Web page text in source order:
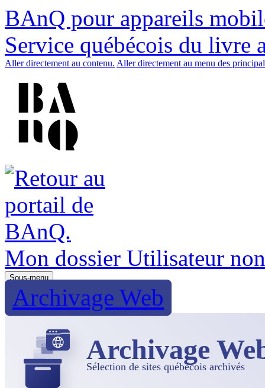
BAnQ pour appareils
Service québécois du livre
Aller directement au contenu. Aller directement au menu des
Mon dossier Utilisateur
Sous-menu
Archivage Web
Archivage
Sélection de sites québécois archivés